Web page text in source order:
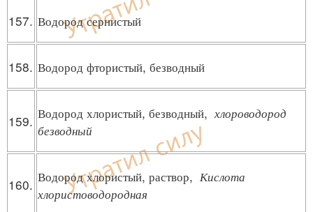
157. Водород сернистый
158. Водород фтористый, безводный
159. Водород хлористый, безводный, хлороводород
безводный
160. Водород хлористый, раствор, Кислота
хлористоводородная